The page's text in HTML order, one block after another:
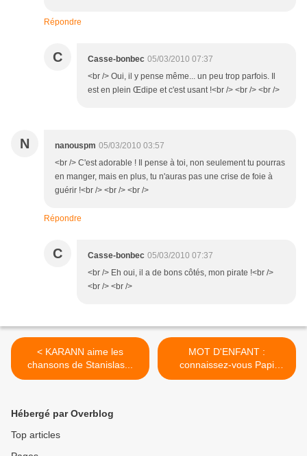
Répondre
C Casse-bonbec 05/03/2010 07:37
<br /> Oui, il y pense même... un peu trop parfois. Il
est en plein Œdipe et c'est usant !<br /> <br /> <br />
N nanouspm 05/03/2010 03:57
<br /> C'est adorable ! Il pense à toi, non seulement tu pourras
en manger, mais en plus, tu n'auras pas une crise de foie à
guérir !<br /> <br /> <br />
Répondre
C Casse-bonbec 05/03/2010 07:37
<br /> Eh oui, il a de bons côtés, mon pirate !<br />
<br /> <br />
< KARANN aime les
chansons de Stanislas...
MOT D'ENFANT :
connaissez-vous Papi
Promenade ? >
Hébergé par Overblog
Top articles